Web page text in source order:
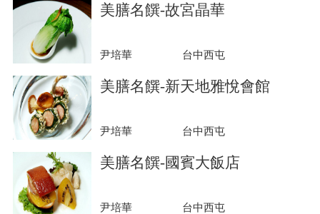
美膳名饌-故宮晶華
尹培華 台中西屯
美膳名饌-新天地雅悅會館
尹培華 台中西屯
美膳名饌-國賓大飯店
尹培華 台中西屯